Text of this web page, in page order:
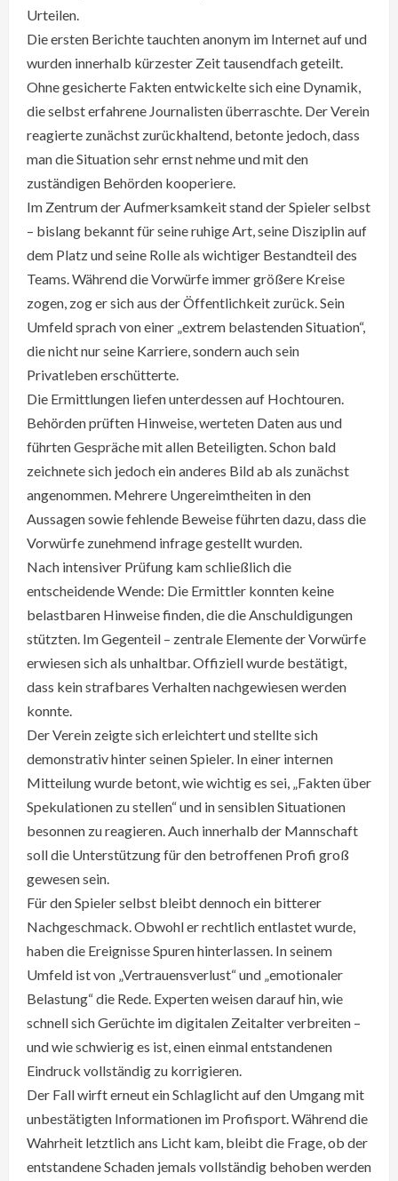
Urteilen.
Die ersten Berichte tauchten anonym im Internet auf und
wurden innerhalb kürzester Zeit tausendfach geteilt.
Ohne gesicherte Fakten entwickelte sich eine Dynamik,
die selbst erfahrene Journalisten überraschte. Der Verein
reagierte zunächst zurückhaltend, betonte jedoch, dass
man die Situation sehr ernst nehme und mit den
zuständigen Behörden kooperiere.
Im Zentrum der Aufmerksamkeit stand der Spieler selbst
– bislang bekannt für seine ruhige Art, seine Disziplin auf
dem Platz und seine Rolle als wichtiger Bestandteil des
Teams. Während die Vorwürfe immer größere Kreise
zogen, zog er sich aus der Öffentlichkeit zurück. Sein
Umfeld sprach von einer „extrem belastenden Situation“,
die nicht nur seine Karriere, sondern auch sein
Privatleben erschütterte.
Die Ermittlungen liefen unterdessen auf Hochtouren.
Behörden prüften Hinweise, werteten Daten aus und
führten Gespräche mit allen Beteiligten. Schon bald
zeichnete sich jedoch ein anderes Bild ab als zunächst
angenommen. Mehrere Ungereimtheiten in den
Aussagen sowie fehlende Beweise führten dazu, dass die
Vorwürfe zunehmend infrage gestellt wurden.
Nach intensiver Prüfung kam schließlich die
entscheidende Wende: Die Ermittler konnten keine
belastbaren Hinweise finden, die die Anschuldigungen
stützten. Im Gegenteil – zentrale Elemente der Vorwürfe
erwiesen sich als unhaltbar. Offiziell wurde bestätigt,
dass kein strafbares Verhalten nachgewiesen werden
konnte.
Der Verein zeigte sich erleichtert und stellte sich
demonstrativ hinter seinen Spieler. In einer internen
Mitteilung wurde betont, wie wichtig es sei, „Fakten über
Spekulationen zu stellen“ und in sensiblen Situationen
besonnen zu reagieren. Auch innerhalb der Mannschaft
soll die Unterstützung für den betroffenen Profi groß
gewesen sein.
Für den Spieler selbst bleibt dennoch ein bitterer
Nachgeschmack. Obwohl er rechtlich entlastet wurde,
haben die Ereignisse Spuren hinterlassen. In seinem
Umfeld ist von „Vertrauensverlust“ und „emotionaler
Belastung“ die Rede. Experten weisen darauf hin, wie
schnell sich Gerüchte im digitalen Zeitalter verbreiten –
und wie schwierig es ist, einen einmal entstandenen
Eindruck vollständig zu korrigieren.
Der Fall wirft erneut ein Schlaglicht auf den Umgang mit
unbestätigten Informationen im Profisport. Während die
Wahrheit letztlich ans Licht kam, bleibt die Frage, ob der
entstandene Schaden jemals vollständig behoben werden